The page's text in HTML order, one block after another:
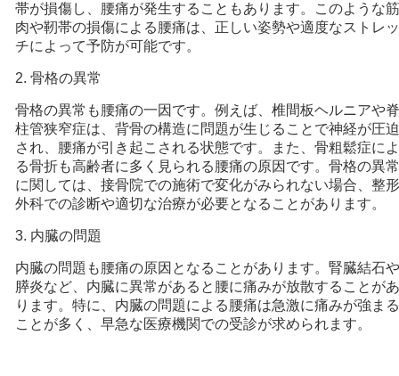
帯が損傷し、腰痛が発生することもあります。このような筋
肉や靭帯の損傷による腰痛は、正しい姿勢や適度なストレッ
チによって予防が可能です。
2. 骨格の異常
骨格の異常も腰痛の一因です。例えば、椎間板ヘルニアや脊
柱管狭窄症は、背骨の構造に問題が生じることで神経が圧迫
され、腰痛が引き起こされる状態です。また、骨粗鬆症によ
る骨折も高齢者に多く見られる腰痛の原因です。骨格の異常
に関しては、接骨院での施術で変化がみられない場合、整形
外科での診断や適切な治療が必要となることがあります。
3. 内臓の問題
内臓の問題も腰痛の原因となることがあります。腎臓結石や
膵炎など、内臓に異常があると腰に痛みが放散することがあ
ります。特に、内臓の問題による腰痛は急激に痛みが強まる
ことが多く、早急な医療機関での受診が求められます。